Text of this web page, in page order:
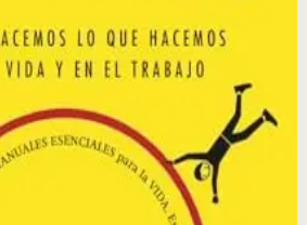
investigación científica con
empresas y movimientos
revela el mecanismo oculto de
conocimiento para reprogramarlos
a ti mismo y a tu